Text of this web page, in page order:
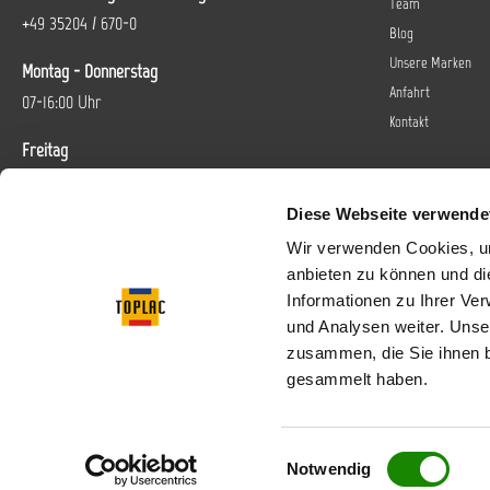
Diese Webseite
Wir verwenden Cookies,
anbieten zu können und
Informationen zu Ihrer
und Analysen weiter.
zusammen, die Sie ihnen
gesammelt haben.
Einwilligungsauswahl
Notwendig
+49 35204 / 670-0
Montag - Donnerstag
07-16:00 Uhr
Freitag
Vertrag widerrufen
Team
Blog
Unsere Marken
Anfahrt
Kontakt
* Alle Preise inkl.